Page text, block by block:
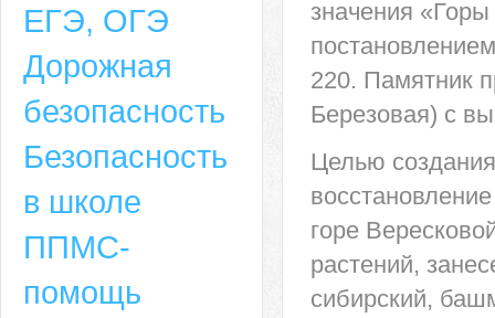
значения
220. Памятник
Березовая) с
Целью
горе
растений,
сибирский,
ЕГЭ, ОГЭ
Дорожная
безопасность
Безопасность
в школе
ППМС-
помощь